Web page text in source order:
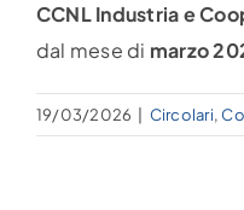
CCNL Industria e
dal mese di marzo
19/03/2026 Circolari,